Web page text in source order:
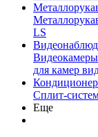
LS
для камер
Сплит-
Еще